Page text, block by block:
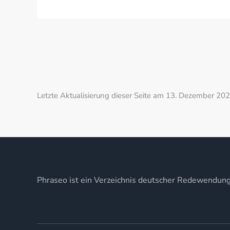
Letzte Aktualisierung dieser Seite am 13. Dezember
Phraseo ist ein Verzeichnis deutscher